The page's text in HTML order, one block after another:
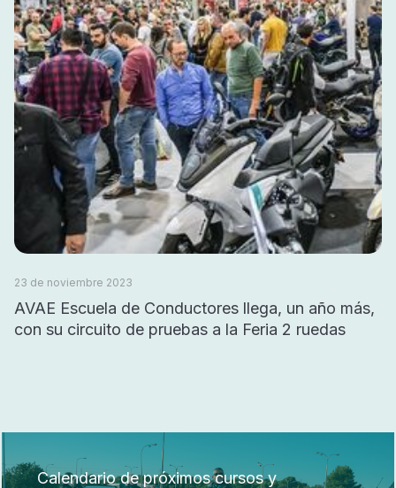
23 de noviembre 2023
AVAE Escuela de Conductores llega, un año más,
con su circuito de pruebas a la Feria 2 ruedas
Calendario de próximos cursos y